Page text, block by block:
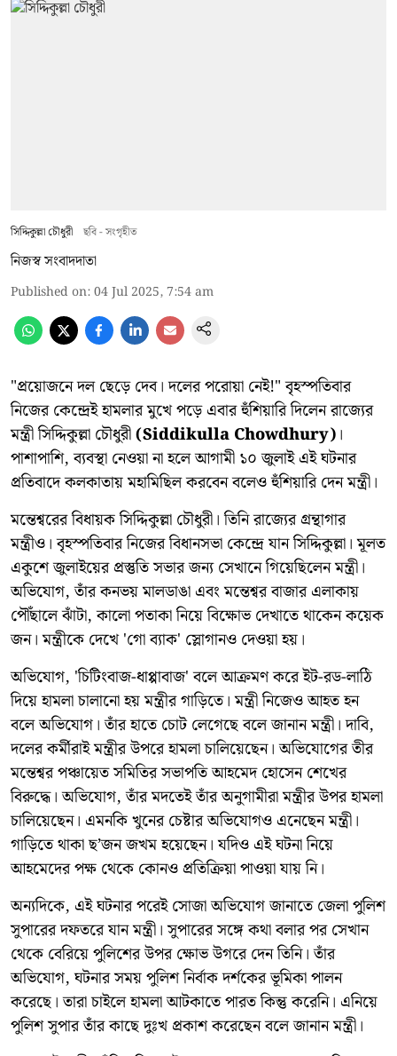
সিদ্দিকুল্লা চৌধুরী ছবি - সংগৃহীত
নিজস্ব সংবাদদাতা
Published on:04 Jul 2025, 7:54 am
"প্রয়োজনে দল ছেড়ে দেব। দলের পরোয়া নেই!" বৃহস্পতিবার
নিজের কেন্দ্রেই হামলার মুখে পড়ে এবার হুঁশিয়ারি দিলেন রাজ্যের
মন্ত্রী সিদ্দিকুল্লা চৌধুরী(Siddikulla Chowdhury)।
পাশাপাশি, ব্যবস্থা নেওয়া না হলে আগামী ১০ জুলাই এই ঘটনার
প্রতিবাদে কলকাতায় মহামিছিল করবেন বলেও হুঁশিয়ারি দেন মন্ত্রী।
মন্তেশ্বরের বিধায়ক সিদ্দিকুল্লা চৌধুরী। তিনি রাজ্যের গ্রন্থাগার
মন্ত্রীও। বৃহস্পতিবার নিজের বিধানসভা কেন্দ্রে যান সিদ্দিকুল্লা। মূলত
একুশে জুলাইয়ের প্রস্তুতি সভার জন্য সেখানে গিয়েছিলেন মন্ত্রী।
অভিযোগ, তাঁর কনভয় মালডাঙা এবং মন্তেশ্বর বাজার এলাকায়
পৌঁছালে ঝাঁটা, কালো পতাকা নিয়ে বিক্ষোভ দেখাতে থাকেন কয়েক
জন। মন্ত্রীকে দেখে 'গো ব্যাক' স্লোগানও দেওয়া হয়।
অভিযোগ, 'চিটিংবাজ-ধাপ্পাবাজ' বলে আক্রমণ করে ইট-রড-লাঠি
দিয়ে হামলা চালানো হয় মন্ত্রীর গাড়িতে। মন্ত্রী নিজেও আহত হন
বলে অভিযোগ। তাঁর হাতে চোট লেগেছে বলে জানান মন্ত্রী। দাবি,
দলের কর্মীরাই মন্ত্রীর উপরে হামলা চালিয়েছেন। অভিযোগের তীর
মন্তেশ্বর পঞ্চায়েত সমিতির সভাপতি আহমেদ হোসেন শেখের
বিরুদ্ধে। অভিযোগ, তাঁর মদতেই তাঁর অনুগামীরা মন্ত্রীর উপর হামলা
চালিয়েছেন। এমনকি খুনের চেষ্টার অভিযোগও এনেছেন মন্ত্রী।
গাড়িতে থাকা ছ’জন জখম হয়েছেন। যদিও এই ঘটনা নিয়ে
আহমেদের পক্ষ থেকে কোনও প্রতিক্রিয়া পাওয়া যায় নি।
অন্যদিকে, এই ঘটনার পরেই সোজা অভিযোগ জানাতে জেলা পুলিশ
সুপারের দফতরে যান মন্ত্রী। সুপারের সঙ্গে কথা বলার পর সেখান
থেকে বেরিয়ে পুলিশের উপর ক্ষোভ উগরে দেন তিনি। তাঁর
অভিযোগ, ঘটনার সময় পুলিশ নির্বাক দর্শকের ভূমিকা পালন
করেছে। তারা চাইলে হামলা আটকাতে পারত কিন্তু করেনি। এনিয়ে
পুলিশ সুপার তাঁর কাছে দুঃখ প্রকাশ করেছেন বলে জানান মন্ত্রী।